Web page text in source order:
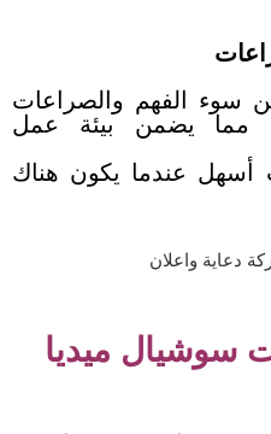
سوء الفهم والصراعات
مما يضمن بيئة عمل
عندما يكون هناك
سوشيال ميديا